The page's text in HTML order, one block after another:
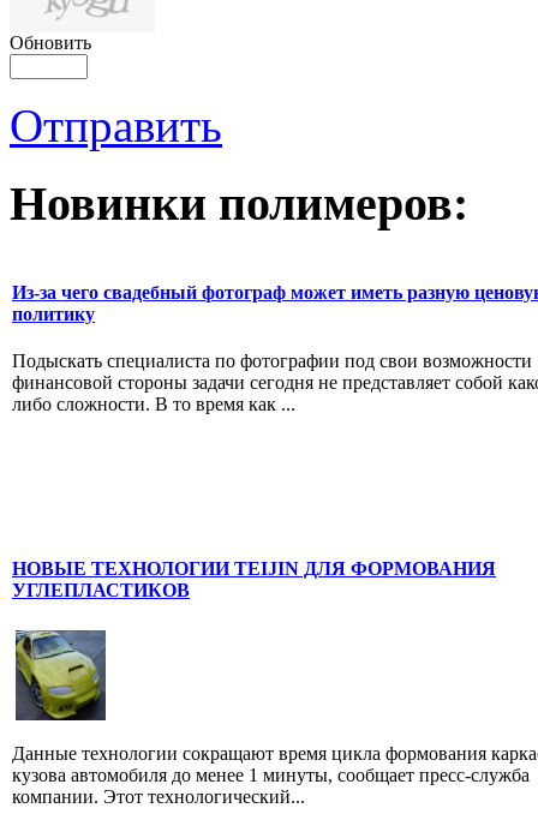
Обновить
Отправить
Новинки полимеров:
Из-за чего свадебный фотограф может иметь разную
политику
Подыскать специалиста по фотографии под свои возможности
финансовой стороны задачи сегодня не представляет собой
либо сложности. В то время как ...
НОВЫЕ ТЕХНОЛОГИИ TEIJIN ДЛЯ ФОРМОВАНИЯ
УГЛЕПЛАСТИКОВ
Данные технологии сокращают время цикла формования
кузова автомобиля до менее 1 минуты, сообщает пресс-служба
компании. Этот технологический...